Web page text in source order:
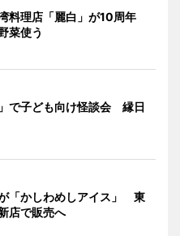
料理店「麗白」が10周年
菜使う
で子ども向け怪談会 縁日
「かしわめしアイス」 東
店で販売へ